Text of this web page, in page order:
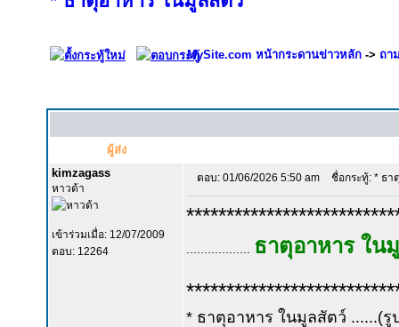
MySite.com หน้ากระดานข่าวหลัก -> ถา
ผู้ส่ง
kimzagass
หาวด้า
เข้าร่วมเมื่อ: 12/07/2009
ตอบ: 12264
ตอบ: 01/06/2026 5:50 am ชื่อกระทู้: * ธา
ธาตุอาหาร ใน
* ธาตุอาหาร ในมูลสัตว์ ......(รู